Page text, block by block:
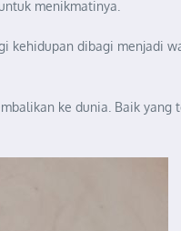
menikmatinya.
kehidupan dibagi menjadi
ke dunia. Baik yang